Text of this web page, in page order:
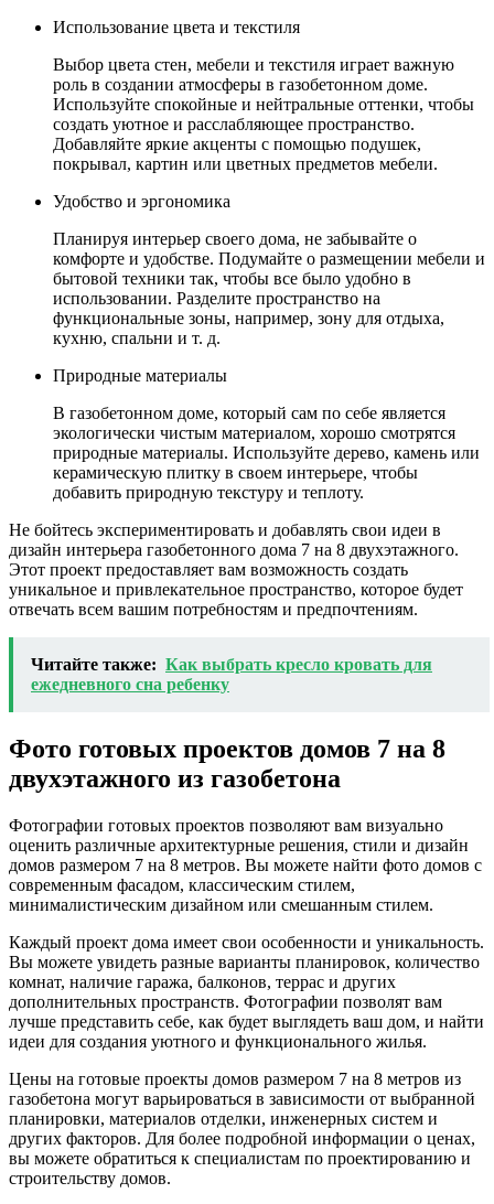
Использование цвета и текстиля
Выбор цвета стен, мебели и текстиля играет важную
роль в создании атмосферы в газобетонном доме.
Используйте спокойные и нейтральные оттенки, чтобы
создать уютное и расслабляющее пространство.
Добавляйте яркие акценты с помощью подушек,
покрывал, картин или цветных предметов мебели.
Удобство и эргономика
Планируя интерьер своего дома, не забывайте о
комфорте и удобстве. Подумайте о размещении мебели и
бытовой техники так, чтобы все было удобно в
использовании. Разделите пространство на
функциональные зоны, например, зону для отдыха,
кухню, спальни и т. д.
Природные материалы
В газобетонном доме, который сам по себе является
экологически чистым материалом, хорошо смотрятся
природные материалы. Используйте дерево, камень или
керамическую плитку в своем интерьере, чтобы
добавить природную текстуру и теплоту.
Не бойтесь экспериментировать и добавлять свои идеи в
дизайн интерьера газобетонного дома 7 на 8 двухэтажного.
Этот проект предоставляет вам возможность создать
уникальное и привлекательное пространство, которое будет
отвечать всем вашим потребностям и предпочтениям.
Читайте также: Как выбрать кресло кровать для
ежедневного сна ребенку
Фото готовых проектов домов 7 на 8
двухэтажного из газобетона
Фотографии готовых проектов позволяют вам визуально
оценить различные архитектурные решения, стили и дизайн
домов размером 7 на 8 метров. Вы можете найти фото домов с
современным фасадом, классическим стилем,
минималистическим дизайном или смешанным стилем.
Каждый проект дома имеет свои особенности и уникальность.
Вы можете увидеть разные варианты планировок, количество
комнат, наличие гаража, балконов, террас и других
дополнительных пространств. Фотографии позволят вам
лучше представить себе, как будет выглядеть ваш дом, и найти
идеи для создания уютного и функционального жилья.
Цены на готовые проекты домов размером 7 на 8 метров из
газобетона могут варьироваться в зависимости от выбранной
планировки, материалов отделки, инженерных систем и
других факторов. Для более подробной информации о ценах,
вы можете обратиться к специалистам по проектированию и
строительству домов.